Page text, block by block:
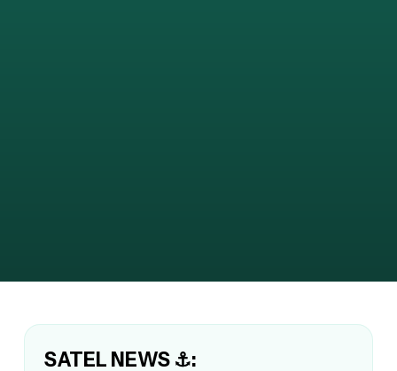
SATEL NEWS ⚓: